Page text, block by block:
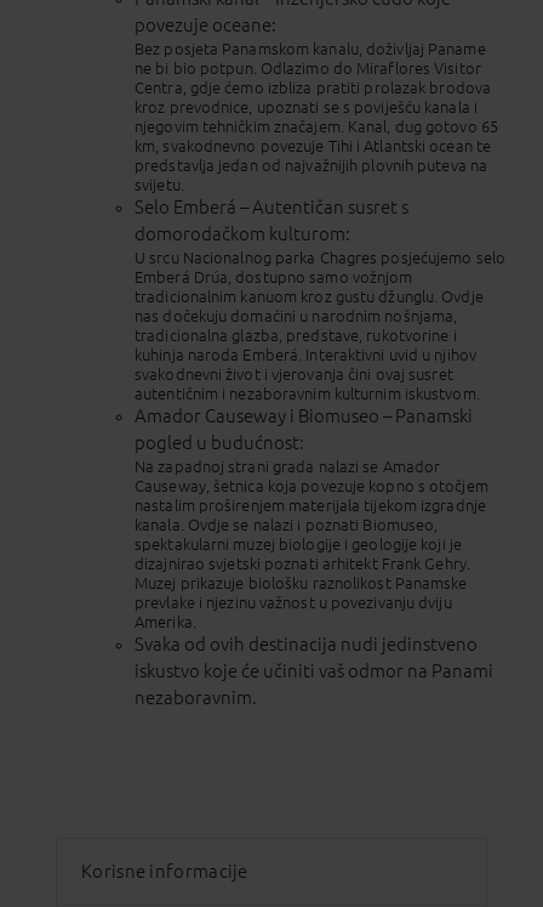
povezuje oceane:
Bez posjeta Panamskom kanalu, doživljaj Paname
ne bi bio potpun. Odlazimo do Miraflores Visitor
Centra, gdje ćemo izbliza pratiti prolazak brodova
kroz prevodnice, upoznati se s poviješću kanala i
njegovim tehničkim značajem. Kanal, dug gotovo 65
km, svakodnevno povezuje Tihi i Atlantski ocean te
predstavlja jedan od najvažnijih plovnih puteva na
svijetu.
Selo Emberá – Autentičan susret s
domorodačkom kulturom:
U srcu Nacionalnog parka Chagres posjećujemo selo
Emberá Drúa, dostupno samo vožnjom
tradicionalnim kanuom kroz gustu džunglu. Ovdje
nas dočekuju domaćini u narodnim nošnjama,
tradicionalna glazba, predstave, rukotvorine i
kuhinja naroda Emberá. Interaktivni uvid u njihov
svakodnevni život i vjerovanja čini ovaj susret
autentičnim i nezaboravnim kulturnim iskustvom.
Amador Causeway i Biomuseo – Panamski
pogled u budućnost:
Na zapadnoj strani grada nalazi se Amador
Causeway, šetnica koja povezuje kopno s otočjem
nastalim proširenjem materijala tijekom izgradnje
kanala. Ovdje se nalazi i poznati Biomuseo,
spektakularni muzej biologije i geologije koji je
dizajnirao svjetski poznati arhitekt Frank Gehry.
Muzej prikazuje biološku raznolikost Panamske
prevlake i njezinu važnost u povezivanju dviju
Amerika.
Svaka od ovih destinacija nudi jedinstveno
iskustvo koje će učiniti vaš odmor na Panami
nezaboravnim.
Korisne informacije